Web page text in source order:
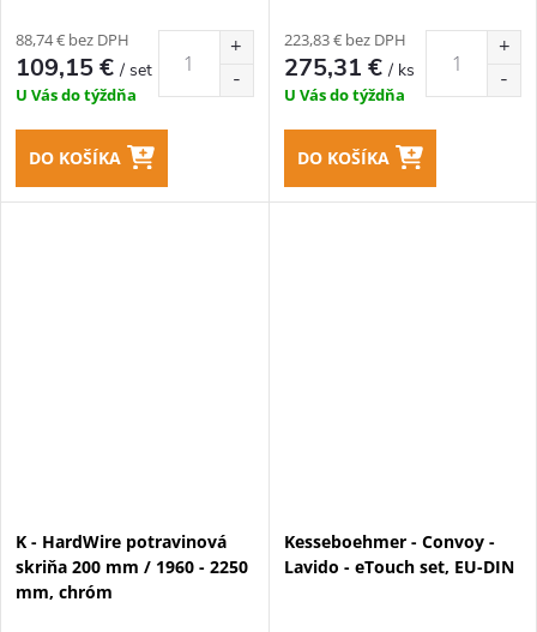
88,74 € bez DPH
109,15 €/ set
U Vás do týždňa
DO KOŠÍKA
223,83 € bez DPH
275,31 €/ ks
U Vás do týždňa
DO KOŠÍKA
K - HardWire potravinová
skriňa 200 mm / 1960 - 2250
mm, chróm
Kesseboehmer - Convoy -
Lavido - eTouch set, EU-DIN